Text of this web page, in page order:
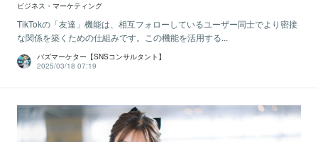
ビジネス・マーケティング
TikTokの「友達」機能は、相互フォローしているユーザー同士でより密接
な関係を築くための仕組みです。この機能を活用する...
バズマーケター【SNSコンサルタント】
2025/03/18 07:19